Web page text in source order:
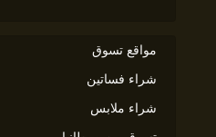
مواقع تسوق
شراء فساتين
شراء ملابس